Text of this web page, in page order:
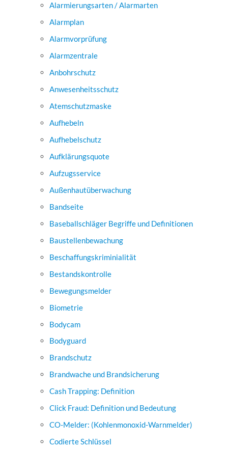
Alarmierungsarten / Alarmarten
Alarmplan
Alarmvorprüfung
Alarmzentrale
Anbohrschutz
Anwesenheitsschutz
Atemschutzmaske
Aufhebeln
Aufhebelschutz
Aufklärungsquote
Aufzugsservice
Außenhautüberwachung
Bandseite
Baseballschläger Begriffe und Definitionen
Baustellenbewachung
Beschaffungskriminialität
Bestandskontrolle
Bewegungsmelder
Biometrie
Bodycam
Bodyguard
Brandschutz
Brandwache und Brandsicherung
Cash Trapping: Definition
Click Fraud: Definition und Bedeutung
CO-Melder: (Kohlenmonoxid-Warnmelder)
Codierte Schlüssel